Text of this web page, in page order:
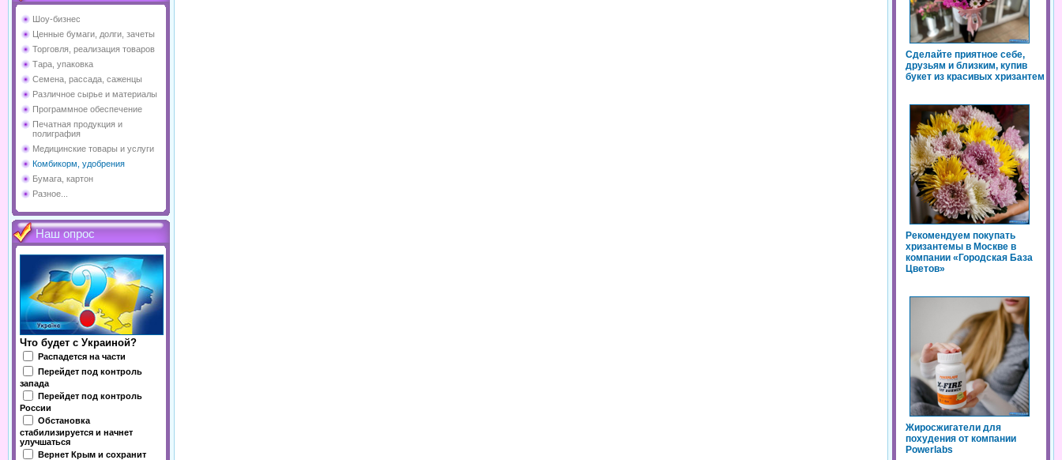
Шоу-бизнес
Ценные бумаги, долги, зачеты
Торговля, реализация товаров
Тара, упаковка
Семена, рассада, саженцы
Различное сырье и материалы
Программное обеспечение
Печатная продукция и
полиграфия
Медицинские товары и услуги
Комбикорм, удобрения
Бумага, картон
Разное...
Наш опрос
Что будет с Украиной?
Распадется на части
Перейдет под контроль
запада
Перейдет под контроль
России
Обстановка
стабилизируется и начнет
улучшаться
Вернет Крым и сохранит
Сделайте приятное себе,
друзьям и близким, купив
букет из красивых хризантем
Рекомендуем покупать
хризантемы в Москве в
компании «Городская База
Цветов»
Жиросжигатели для
похудения от компании
Powerlabs